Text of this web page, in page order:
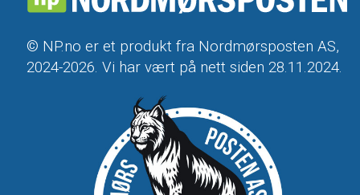
© NP.no er et produkt fra Nordmørsposten AS,
2024-2026. Vi har vært på nett siden 28.11.2024.